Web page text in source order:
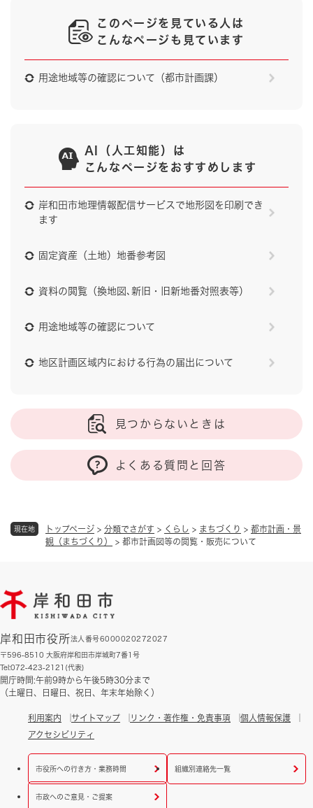
現在地 トップページ > 分類でさがす > くらし > まちづくり > 都市計画・景
観（まちづくり）
> 都市計画図等の閲覧・販売について
このページを見ている人は
こんなページも見ています
用途地域等の確認について（都市計画課）
AI（人工知能）は
こんなページをおすすめします
岸和田市地理情報配信サービスで地形図を印刷でき
ます
固定資産（土地）地番参考図
資料の閲覧（換地図､新旧・旧新地番対照表等）
用途地域等の確認について
地区計画区域内における行為の届出について
見つからないときは
よくある質問と回答
岸和田市役所法人番号6000020272027
〒596-8510 大阪府岸和田市岸城町7番1号
Tel:072-423-2121(代表)
開庁時間:午前9時から午後5時30分まで
（土曜日、日曜日、祝日、年末年始除く）
利用案内 サイトマップ リンク・著作権・免責事項
個人情報保護
アクセシビリティ
市役所への行き方・業務時間 組織別連絡先一覧
市政へのご意見・ご提案